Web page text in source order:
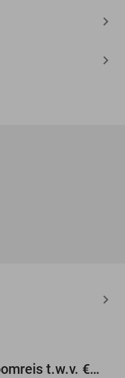
Maak gratis kans op een droomreis t.w.v. €3.000!